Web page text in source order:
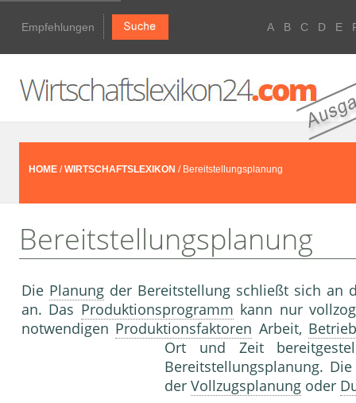
Empfehlungen A B C D E
HOME /WIRTSCHAFTSLEXIKON / Bereitstellungsplanung
Bereitstellungsplanung
Die Planung der Bereitstellung schließt sich an
an. Das Produktionsprogramm kann nur
notwendigen Produktionsfaktoren Arbeit,
Ort und Zeit
Bereitstellungsplanung.
der Vollzugsplanung oder